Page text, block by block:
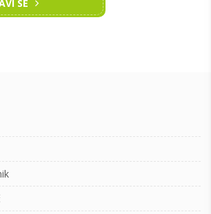
SE